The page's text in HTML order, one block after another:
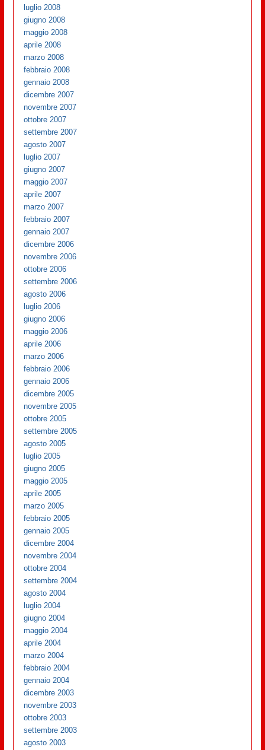
luglio 2008
giugno 2008
maggio 2008
aprile 2008
marzo 2008
febbraio 2008
gennaio 2008
dicembre 2007
novembre 2007
ottobre 2007
settembre 2007
agosto 2007
luglio 2007
giugno 2007
maggio 2007
aprile 2007
marzo 2007
febbraio 2007
gennaio 2007
dicembre 2006
novembre 2006
ottobre 2006
settembre 2006
agosto 2006
luglio 2006
giugno 2006
maggio 2006
aprile 2006
marzo 2006
febbraio 2006
gennaio 2006
dicembre 2005
novembre 2005
ottobre 2005
settembre 2005
agosto 2005
luglio 2005
giugno 2005
maggio 2005
aprile 2005
marzo 2005
febbraio 2005
gennaio 2005
dicembre 2004
novembre 2004
ottobre 2004
settembre 2004
agosto 2004
luglio 2004
giugno 2004
maggio 2004
aprile 2004
marzo 2004
febbraio 2004
gennaio 2004
dicembre 2003
novembre 2003
ottobre 2003
settembre 2003
agosto 2003